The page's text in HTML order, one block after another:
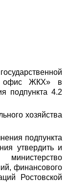
офис ЖКХ» в
подпункта 4.2
хозяйства
подпункта
утвердить и
финансового
Ростовской